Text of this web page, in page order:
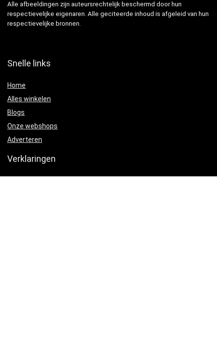
Alle afbeeldingen zijn auteursrechtelijk beschermd door hun
respectievelijke eigenaren. Alle geciteerde inhoud is afgeleid van hun
respectievelijke bronnen.
Snelle links
Home
Alles winkelen
Blogs
Onze webshops
Adverteren
Verklaringen